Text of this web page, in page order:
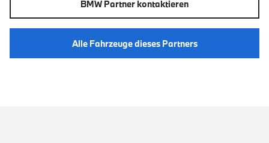
BMW Partner kontaktieren
Alle Fahrzeuge dieses Partners